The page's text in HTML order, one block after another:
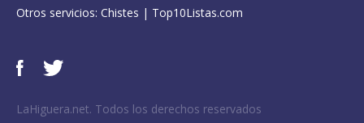
Otros servicios: Chistes | Top10Listas.com
LaHiguera.net. Todos los derechos reservados